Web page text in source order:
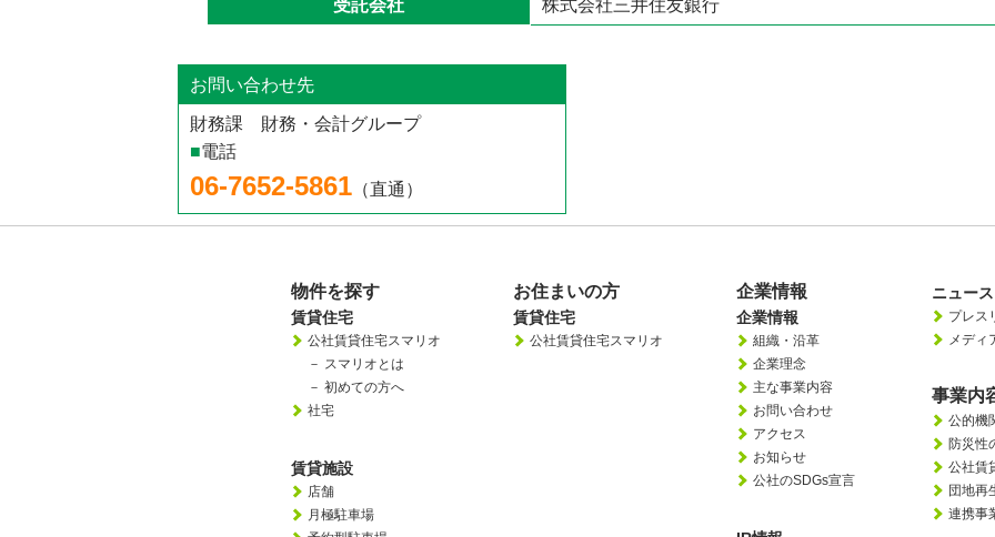
受託会社 株式会社三井住友銀行
お問い合わせ先
財務課 財務・会計グループ
■電話
06-7652-5861 （直通）
物件を探す
賃貸住宅
公社賃貸住宅スマリオ
－ スマリオとは
－ 初めての方へ
社宅
賃貸施設
店舗
月極駐車場
お住まいの方
賃貸住宅
公社賃貸住宅スマリオ
企業情報
企業情報
組織・沿革
企業理念
主な事業内容
お問い合わせ
アクセス
お知らせ
公社のSDGs宣言
ニュー
プレス
メディ
事業内
公的機
防災性
公社賃
団地再
連携事